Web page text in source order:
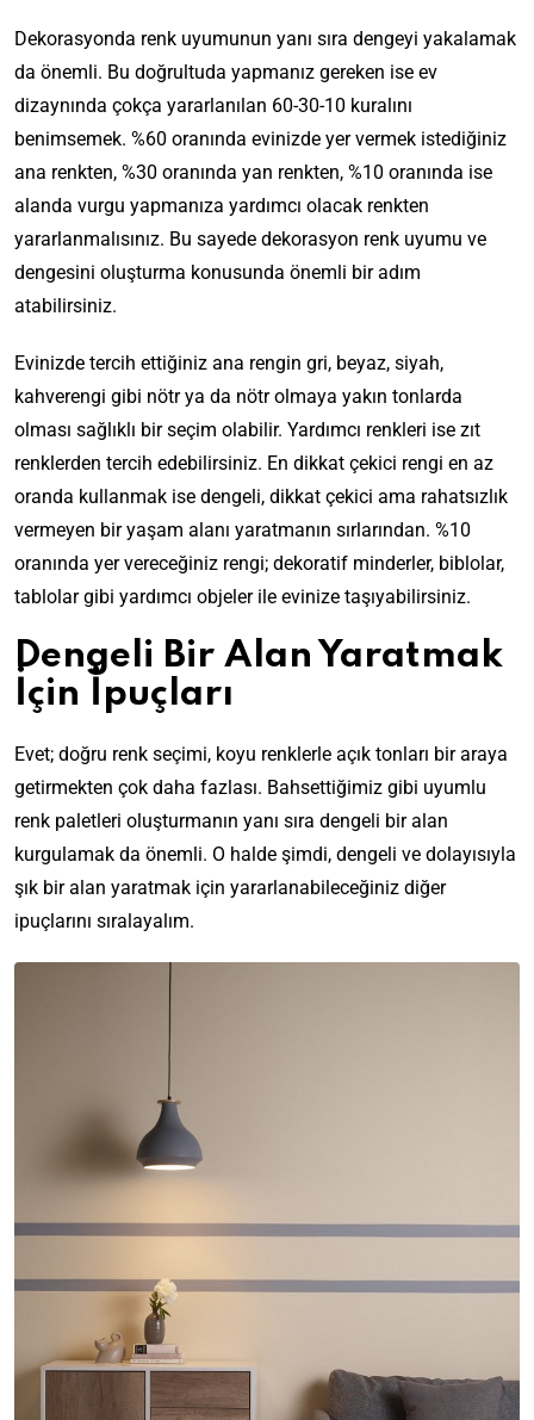
Dekorasyonda renk uyumunun yanı sıra dengeyi yakalamak
da önemli. Bu doğrultuda yapmanız gereken ise ev
dizaynında çokça yararlanılan 60-30-10 kuralını
benimsemek. %60 oranında evinizde yer vermek istediğiniz
ana renkten, %30 oranında yan renkten, %10 oranında ise
alanda vurgu yapmanıza yardımcı olacak renkten
yararlanmalısınız. Bu sayede dekorasyon renk uyumu ve
dengesini oluşturma konusunda önemli bir adım
atabilirsiniz.
Evinizde tercih ettiğiniz ana rengin gri, beyaz, siyah,
kahverengi gibi nötr ya da nötr olmaya yakın tonlarda
olması sağlıklı bir seçim olabilir. Yardımcı renkleri ise zıt
renklerden tercih edebilirsiniz. En dikkat çekici rengi en az
oranda kullanmak ise dengeli, dikkat çekici ama rahatsızlık
vermeyen bir yaşam alanı yaratmanın sırlarından. %10
oranında yer vereceğiniz rengi; dekoratif minderler, biblolar,
tablolar gibi yardımcı objeler ile evinize taşıyabilirsiniz.
Dengeli Bir Alan Yaratmak
İçin İpuçları
Evet; doğru renk seçimi, koyu renklerle açık tonları bir araya
getirmekten çok daha fazlası. Bahsettiğimiz gibi uyumlu
renk paletleri oluşturmanın yanı sıra dengeli bir alan
kurgulamak da önemli. O halde şimdi, dengeli ve dolayısıyla
şık bir alan yaratmak için yararlanabileceğiniz diğer
ipuçlarını sıralayalım.